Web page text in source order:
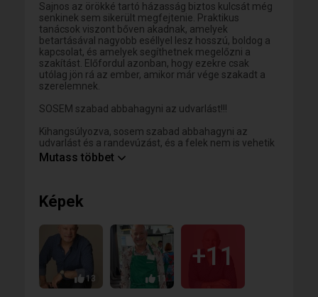
Sajnos az örökké tartó házasság biztos kulcsát még
senkinek sem sikerült megfejtenie. Praktikus
tanácsok viszont bőven akadnak, amelyek
betartásával nagyobb eséllyel lesz hosszú, boldog a
kapcsolat, és amelyek segíthetnek megelőzni a
szakítást. Előfordul azonban, hogy ezekre csak
utólag jön rá az ember, amikor már vége szakadt a
szerelemnek.
SOSEM szabad abbahagyni az udvarlást!!!
Kihangsúlyozva, sosem szabad abbahagyni az
udvarlást és a randevúzást, és a felek nem is vehetik
természetesnek azt, hogy a másik ott van velük.
odaadják a másiknak a szívüket, hanem azt is, hogy
megóvják azt. A szerelemben tilos ellustulni.Vágyom
barátságra, kölcsönös vonzalomra, érzéki és
intellektuális kötődésre valamint szoros szövetségen
alapuló kapcsolatra.
" Egy nőt a teste teszi szexivé, a a mosolya széppé,
de csak a lelke tudja gyönyörűvé tenni" ezt nem én
találtam ki de hiszem, hogy így van.
- Van akinek jobb nélkülem, és van akinek jobb
Mutass többet
Képek
13 11
+11